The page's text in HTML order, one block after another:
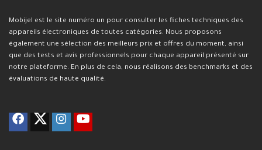
Mobijel est le site numéro un pour consulter les fiches techniques des
appareils électroniques de toutes catégories. Nous proposons
également une sélection des meilleurs prix et offres du moment, ainsi
que des tests et avis professionnels pour chaque appareil présenté sur
notre plateforme. En plus de cela, nous réalisons des benchmarks et des
évaluations de haute qualité.